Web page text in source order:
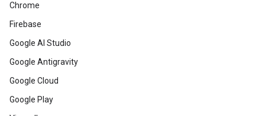
Chrome
Firebase
Google AI Studio
Google Antigravity
Google Cloud
Google Play